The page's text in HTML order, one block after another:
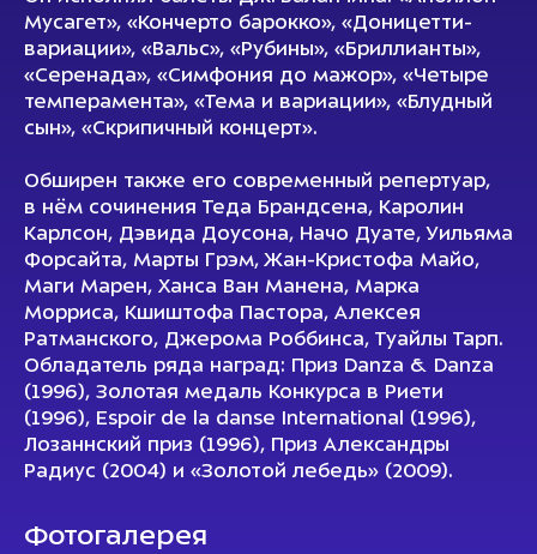
Мусагет», «Кончерто барокко», «Доницетти-
вариации», «Вальс», «Рубины», «Бриллианты»,
«Серенада», «Симфония до мажор», «Четыре
темперамента», «Тема и вариации», «Блудный
сын», «Скрипичный концерт».
Обширен также его современный репертуар,
в нём сочинения Теда Брандсена, Каролин
Карлсон, Дэвида Доусона, Начо Дуате, Уильяма
Форсайта, Марты Грэм, Жан-Кристофа Майо,
Маги Марен, Ханса Ван Манена, Марка
Морриса, Кшиштофа Пастора, Алексея
Ратманского, Джерома Роббинса, Туайлы Тарп.
Обладатель ряда наград: Приз Danza & Danza
(1996), Золотая медаль Конкурса в Риети
(1996), Espoir de la danse International (1996),
Лозаннский приз (1996), Приз Александры
Радиус (2004) и «Золотой лебедь» (2009).
Фотогалерея